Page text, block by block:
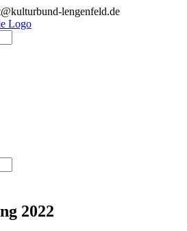
lengenfeld.de
2022